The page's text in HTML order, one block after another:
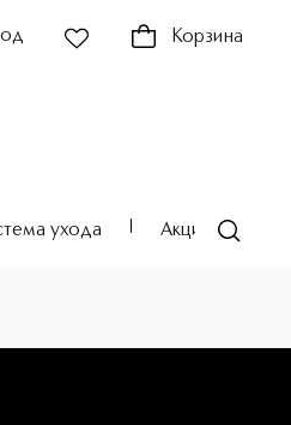
Корзина
ухода Акции